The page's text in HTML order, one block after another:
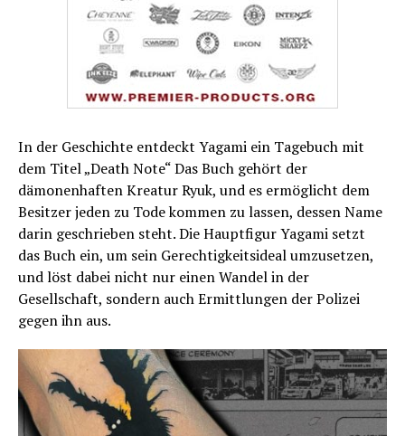
In der Geschichte entdeckt Yagami ein Tagebuch mit
dem Titel „Death Note“ Das Buch gehört der
dämonenhaften Kreatur Ryuk, und es ermöglicht dem
Besitzer jeden zu Tode kommen zu lassen, dessen Name
darin geschrieben steht. Die Hauptfigur Yagami setzt
das Buch ein, um sein Gerechtigkeitsideal umzusetzen,
und löst dabei nicht nur einen Wandel in der
Gesellschaft, sondern auch Ermittlungen der Polizei
gegen ihn aus.